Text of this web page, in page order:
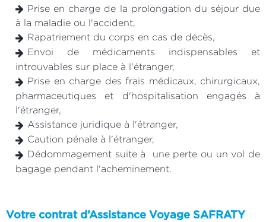
Prise en charge de la prolongation du séjour due
à la maladie ou l'accident,
Rapatriement du corps en cas de décès,
Envoi de médicaments indispensables et
introuvables sur place à l'étranger,
Prise en charge des frais médicaux, chirurgicaux,
pharmaceutiques et d'hospitalisation engagés à
l'étranger,
Assistance juridique à l'étranger,
Caution pénale à l'étranger,
Dédommagement suite à une perte ou un vol de
bagage pendant l'acheminement.
Votre contrat d’Assistance Voyage SAFRATY